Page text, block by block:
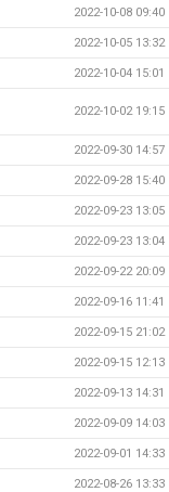
2022-10-08 09:40
2022-10-05 13:32
2022-10-04 15:01
2022-10-02 19:15
2022-09-30 14:57
2022-09-28 15:40
2022-09-23 13:05
2022-09-23 13:04
2022-09-22 20:09
2022-09-16 11:41
2022-09-15 21:02
2022-09-15 12:13
2022-09-13 14:31
2022-09-09 14:03
2022-09-01 14:33
2022-08-26 13:33